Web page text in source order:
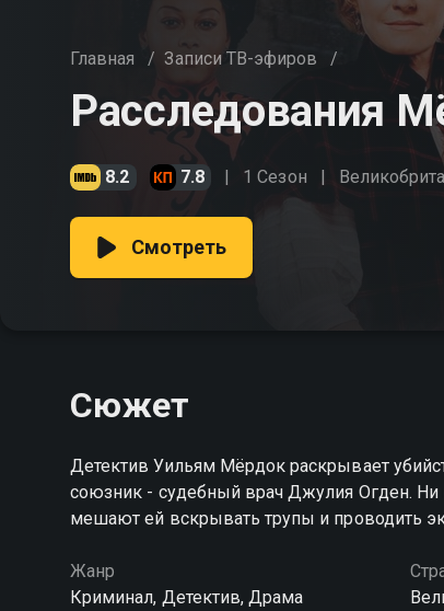
Главная / Записи ТВ-эфиров /
Расследования
8.2 7.8 1 Сезон
Смотреть
Сюжет
Детектив Уильям Мёрдок раскрывает
союзник - судебный врач Джулия Огден.
мешают ей вскрывать трупы и проводить
Жанр
Криминал, Детектив, Драма